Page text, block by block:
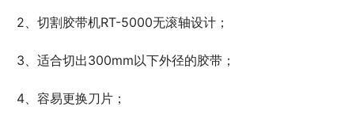
	2、切割胶带机RT-5000无滚轴设计；
	3、适合切出300mm以下外径的胶带；
	4、容易更换刀片；